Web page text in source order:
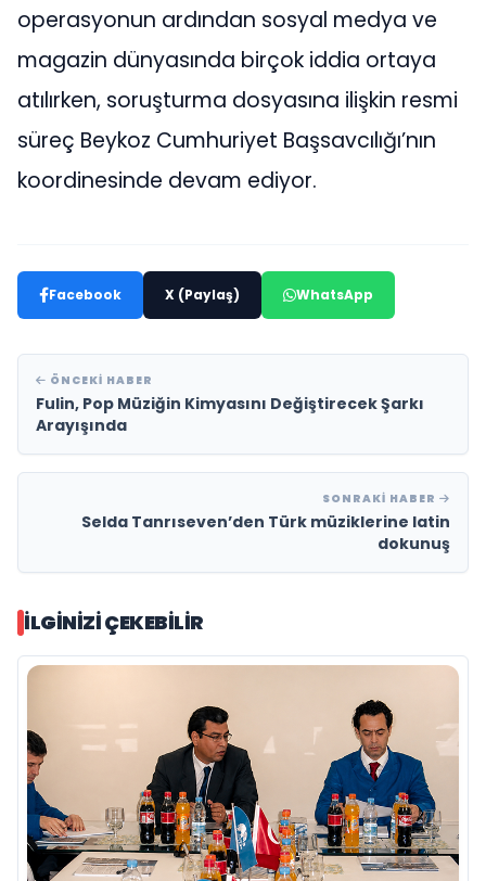
operasyonun ardından sosyal medya ve
magazin dünyasında birçok iddia ortaya
atılırken, soruşturma dosyasına ilişkin resmi
süreç Beykoz Cumhuriyet Başsavcılığı’nın
koordinesinde devam ediyor.
Facebook X (Paylaş) WhatsApp
ÖNCEKI HABER
Fulin, Pop Müziğin Kimyasını Değiştirecek Şarkı
Arayışında
SONRAKI HABER
Selda Tanrıseven’den Türk müziklerine latin
dokunuş
İLGINIZI ÇEKEBILIR